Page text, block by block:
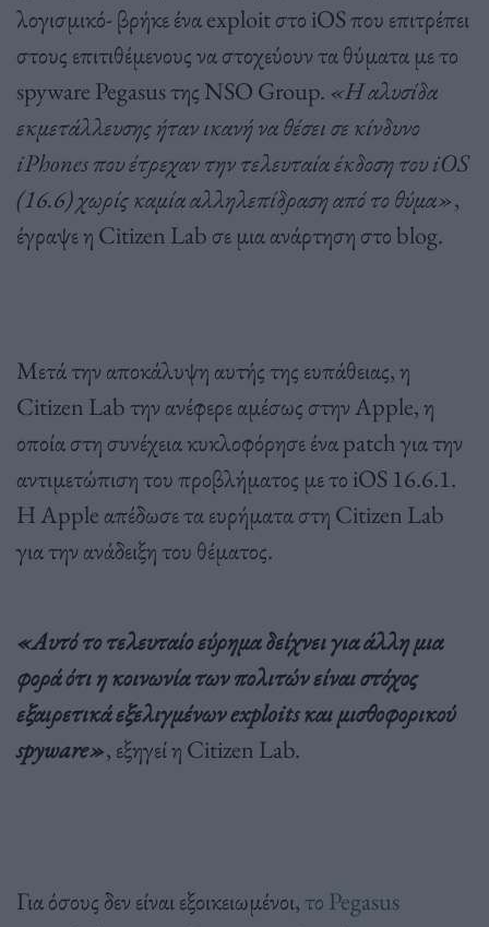
λογισμικό- βρήκε ένα exploit στο iOS που επιτρέπει
στους επιτιθέμενους να στοχεύουν τα θύματα με το
spyware Pegasus της NSO Group. «Η αλυσίδα
εκμετάλλευσης ήταν ικανή να θέσει σε κίνδυνο
iPhones που έτρεχαν την τελευταία έκδοση του iOS
(16.6) χωρίς καμία αλληλεπίδραση από το θύμα»,
έγραψε η Citizen Lab σε μια ανάρτηση στο blog.
Μετά την αποκάλυψη αυτής της ευπάθειας, η
Citizen Lab την ανέφερε αμέσως στην Apple, η
οποία στη συνέχεια κυκλοφόρησε ένα patch για την
αντιμετώπιση του προβλήματος με το iOS 16.6.1.
Η Apple απέδωσε τα ευρήματα στη Citizen Lab
για την ανάδειξη του θέματος.
«Αυτό το τελευταίο εύρημα δείχνει για άλλη μια
φορά ότι η κοινωνία των πολιτών είναι στόχος
εξαιρετικά εξελιγμένων exploits και μισθοφορικού
spyware», εξηγεί η Citizen Lab.
Για όσους δεν είναι εξοικειωμένοι,το Pegasus